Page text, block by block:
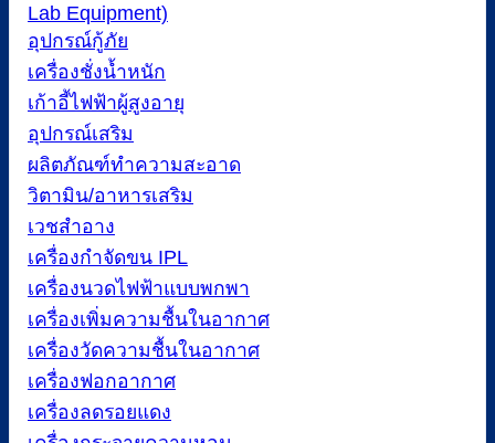
Lab Equipment)
อุปกรณ์กู้ภัย
เครื่องชั่งน้ำหนัก
เก้าอี้ไฟฟ้าผู้สูงอายุ
อุปกรณ์เสริม
ผลิตภัณฑ์ทำความสะอาด
วิตามิน/อาหารเสริม
เวชสำอาง
เครื่องกำจัดขน IPL
เครื่องนวดไฟฟ้าแบบพกพา
เครื่องเพิ่มความชื้นในอากาศ
เครื่องวัดความชื้นในอากาศ
เครื่องฟอกอากาศ
เครื่องลดรอยแดง